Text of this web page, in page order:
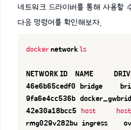
네트워크 드라이버를 통해 사용할
다음 명령어를 확인해보자.
docker network ls
NETWORK ID     NAME
46e6b65cedf0   bridge
9fa6e4cc536b
42e30a18bcc5
host host
rmg029v282bu   ingress